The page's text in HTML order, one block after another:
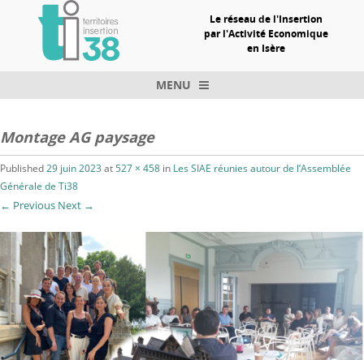
Le réseau de l'Insertion
par l'Activité Economique
en Isère
MENU
Montage AG paysage
Published29 juin 2023 at527 × 458 in Les SIAE réunies autour de l’Assemblée
Générale de Ti38
← Previous Next →